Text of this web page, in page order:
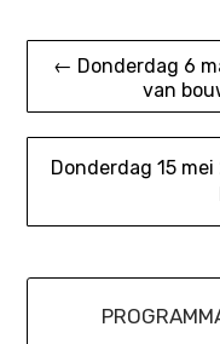
Bericht
navigatie
← Donderdag 6
van
Donderdag 15